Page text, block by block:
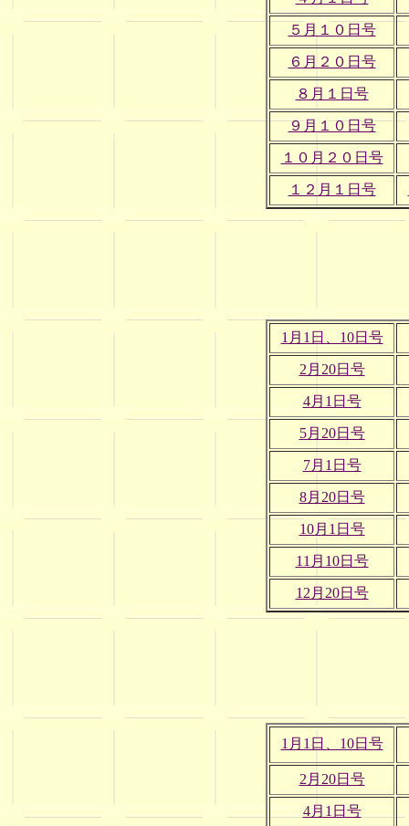
５月１０日号
６月２０日号
８月１日号
９月１０日号
１０月２０日号
１２月１日号
1月1日、10日号
2月20日号
4月1日号
5月20日号
7月1日号
8月20日号
10月1日号
11月10日号
12月20日号
1月1日、10日号
2月20日号
4月1日号